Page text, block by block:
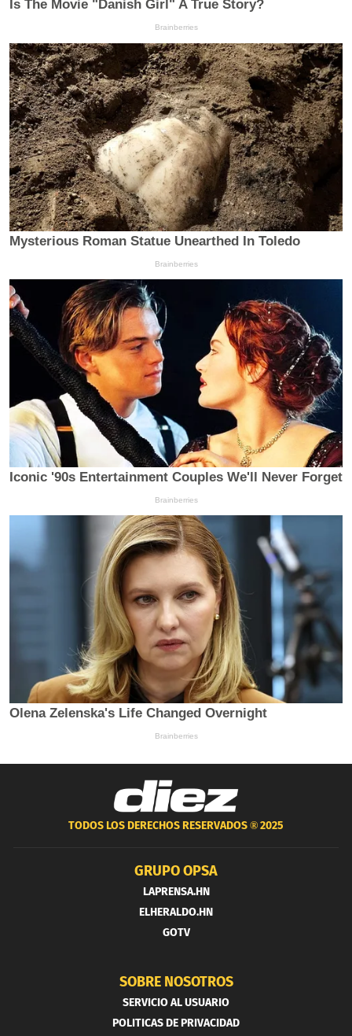
TODOS LOS DERECHOS RESERVADOS ®2025
GRUPO OPSA
LAPRENSA.HN
ELHERALDO.HN
GOTV
SOBRE NOSOTROS
SERVICIO AL USUARIO
POLITICAS DE PRIVACIDAD